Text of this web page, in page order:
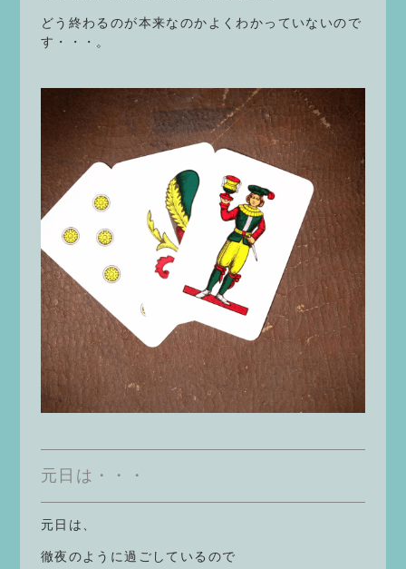
どう終わるのが本来なのかよくわかっていないので
す・・・。
元日は・・・
元日は、
徹夜のように過ごしているので